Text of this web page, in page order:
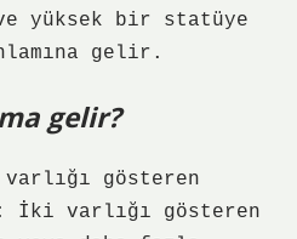
yüksek bir statüye
gelir.
gelir?
gösteren
İki varlığı gösteren